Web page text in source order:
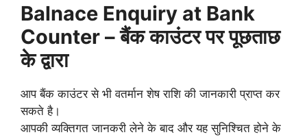
Balnace Enquiry at Bank
Counter – बैंक काउंटर पर पूछताछ
के द्वारा
आप बैंक काउंटर से भी वतर्मान शेष राशि की जानकारी प्राप्त कर
सकते है।
आपकी व्यक्तिगत जानकरी लेने के बाद और यह सुनिश्चित होने के